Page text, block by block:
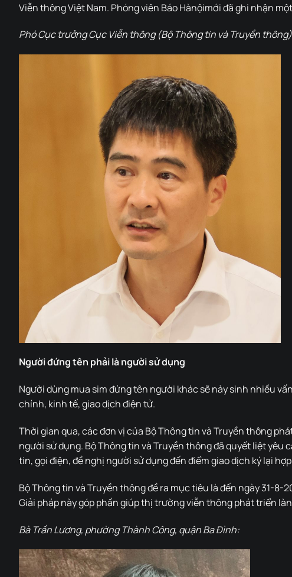
Viễn thông Việt Nam. Phóng viên Báo Hànộimới đã ghi nhận
Phó Cục trưởng Cục Viễn thông (Bộ Thông tin và Truyền
Người đứng tên phải là người sử dụng
Người dùng mua sim đứng tên người khác sẽ nảy sinh nhiều
chính, kinh tế, giao dịch điện tử.
Thời gian qua, các đơn vị của Bộ Thông tin và Truyền thông
người sử dụng. Bộ Thông tin và Truyền thông đã quyết liệt
tin, gọi điện, đề nghị người sử dụng đến điểm giao dịch ký lại
Bộ Thông tin và Truyền thông đề ra mục tiêu là đến ngày 31-
Giải pháp này góp phần giúp thị trường viễn thông phát triển
Bà Trần Lương, phường Thành Công, quận Ba Đình: